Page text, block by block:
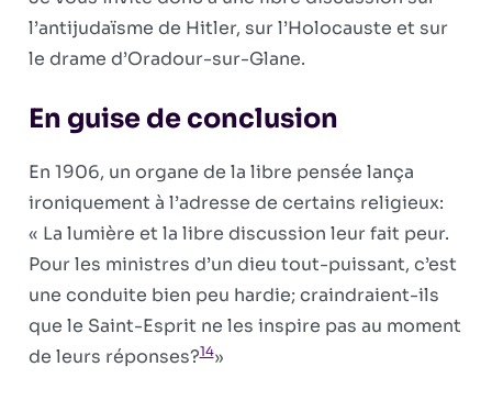
l’antijudaïsme de Hitler, sur l’Holocauste et sur
le drame d’Oradour-sur-Glane.
En guise de conclusion
En 1906, un organe de la libre pensée lança
ironiquement à l’adresse de certains religieux:
« La lumière et la libre discussion leur fait peur.
Pour les ministres d’un dieu tout-puissant, c’est
une conduite bien peu hardie; craindraient-ils
que le Saint-Esprit ne les inspire pas au moment
de leurs réponses?14»